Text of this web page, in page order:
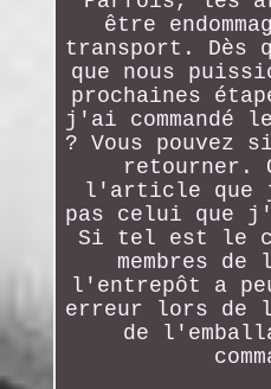
être
transport. Dès
que nous
prochaines
j'ai commandé
? Vous pouvez
retourner.
l'article que
pas celui que
Si tel est le
membres
l'entrepôt a
erreur lors de
de